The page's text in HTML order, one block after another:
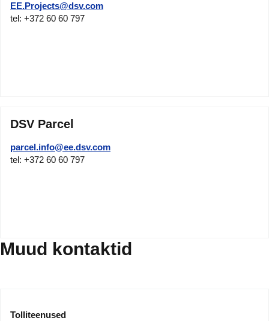
EE.Projects@dsv.com
tel: +372 60 60 797
DSV Parcel
parcel.info@ee.dsv.com
tel: +372 60 60 797
Muud kontaktid
Tolliteenused